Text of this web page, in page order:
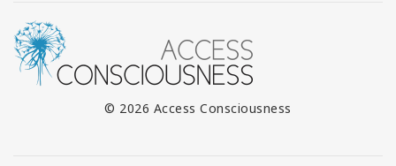
© 2026 Access Consciousness